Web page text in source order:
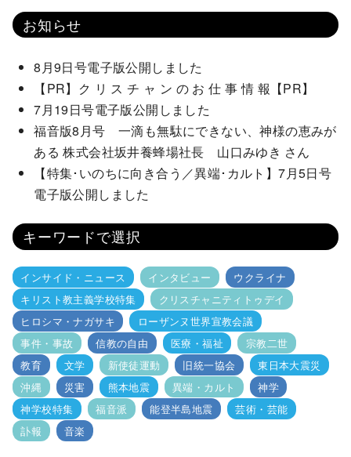
お知らせ
8月9日号電子版公開しました
【PR】ク リ ス チ ャ ン の お 仕 事 情 報【PR】
7月19日号電子版公開しました
福音版8月号 一滴も無駄にできない、神様の恵みが
ある 株式会社坂井養蜂場社長 山口みゆき さん
【特集･いのちに向き合う／異端･カルト】7月5日号
電子版公開しました
キーワードで選択
インサイド・ニュース インタビュー
ウクライナ
キリスト教主義学校特集
クリスチャニティトゥデイ
ヒロシマ・ナガサキ
ローザンヌ世界宣教会議
事件・事故
信教の自由 医療・福祉
宗教二世
教育
文学 新使徒運動 旧統一協会
東日本大震災
沖縄
災害 熊本地震 異端・カルト
神学
神学校特集
福音派 能登半島地震
芸術・芸能
訃報
音楽